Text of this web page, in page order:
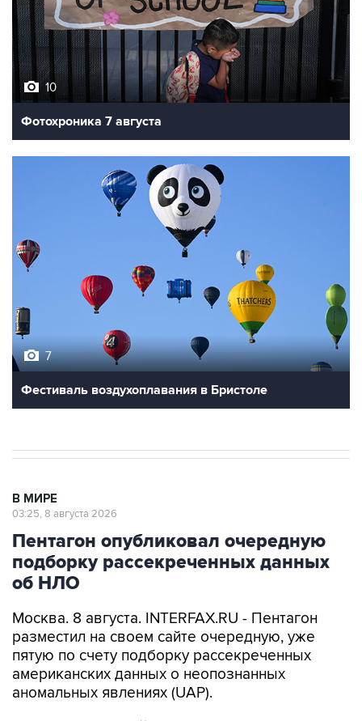
10
Фотохроника 7 августа
7
Фестиваль воздухоплавания в Бристоле
В МИРЕ
03:25, 8 августа 2026
Пентагон опубликовал очередную
подборку рассекреченных данных
об НЛО
Москва. 8 августа. INTERFAX.RU - Пентагон
разместил на своем сайте очередную, уже
пятую по счету подборку рассекреченных
американских данных о неопознанных
аномальных явлениях (UAP).